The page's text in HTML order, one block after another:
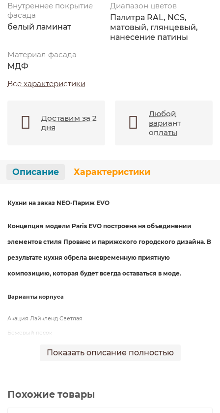
Внутреннее покрытие
фасада
белый ламинат
Диапазон цветов
Палитра RAL, NCS,
матовый, глянцевый,
нанесение патины
Материал фасада
МДФ
Все характеристики
Доставим за 2
дня
Любой
вариант
оплаты
Описание Характеристики
Кухни на заказ NEO-Париж EVO
Концепция модели Paris EVO построена на объединении
элементов стиля Прованс и парижского городского дизайна. В
результате кухня обрела вневременную приятную
композицию, которая будет всегда оставаться в моде.
Варианты корпуса
Акация Лэйкленд Светлая
Бежевый песок
Бетон Чикаго темно-серый
Показать описание полностью
Похожие товары